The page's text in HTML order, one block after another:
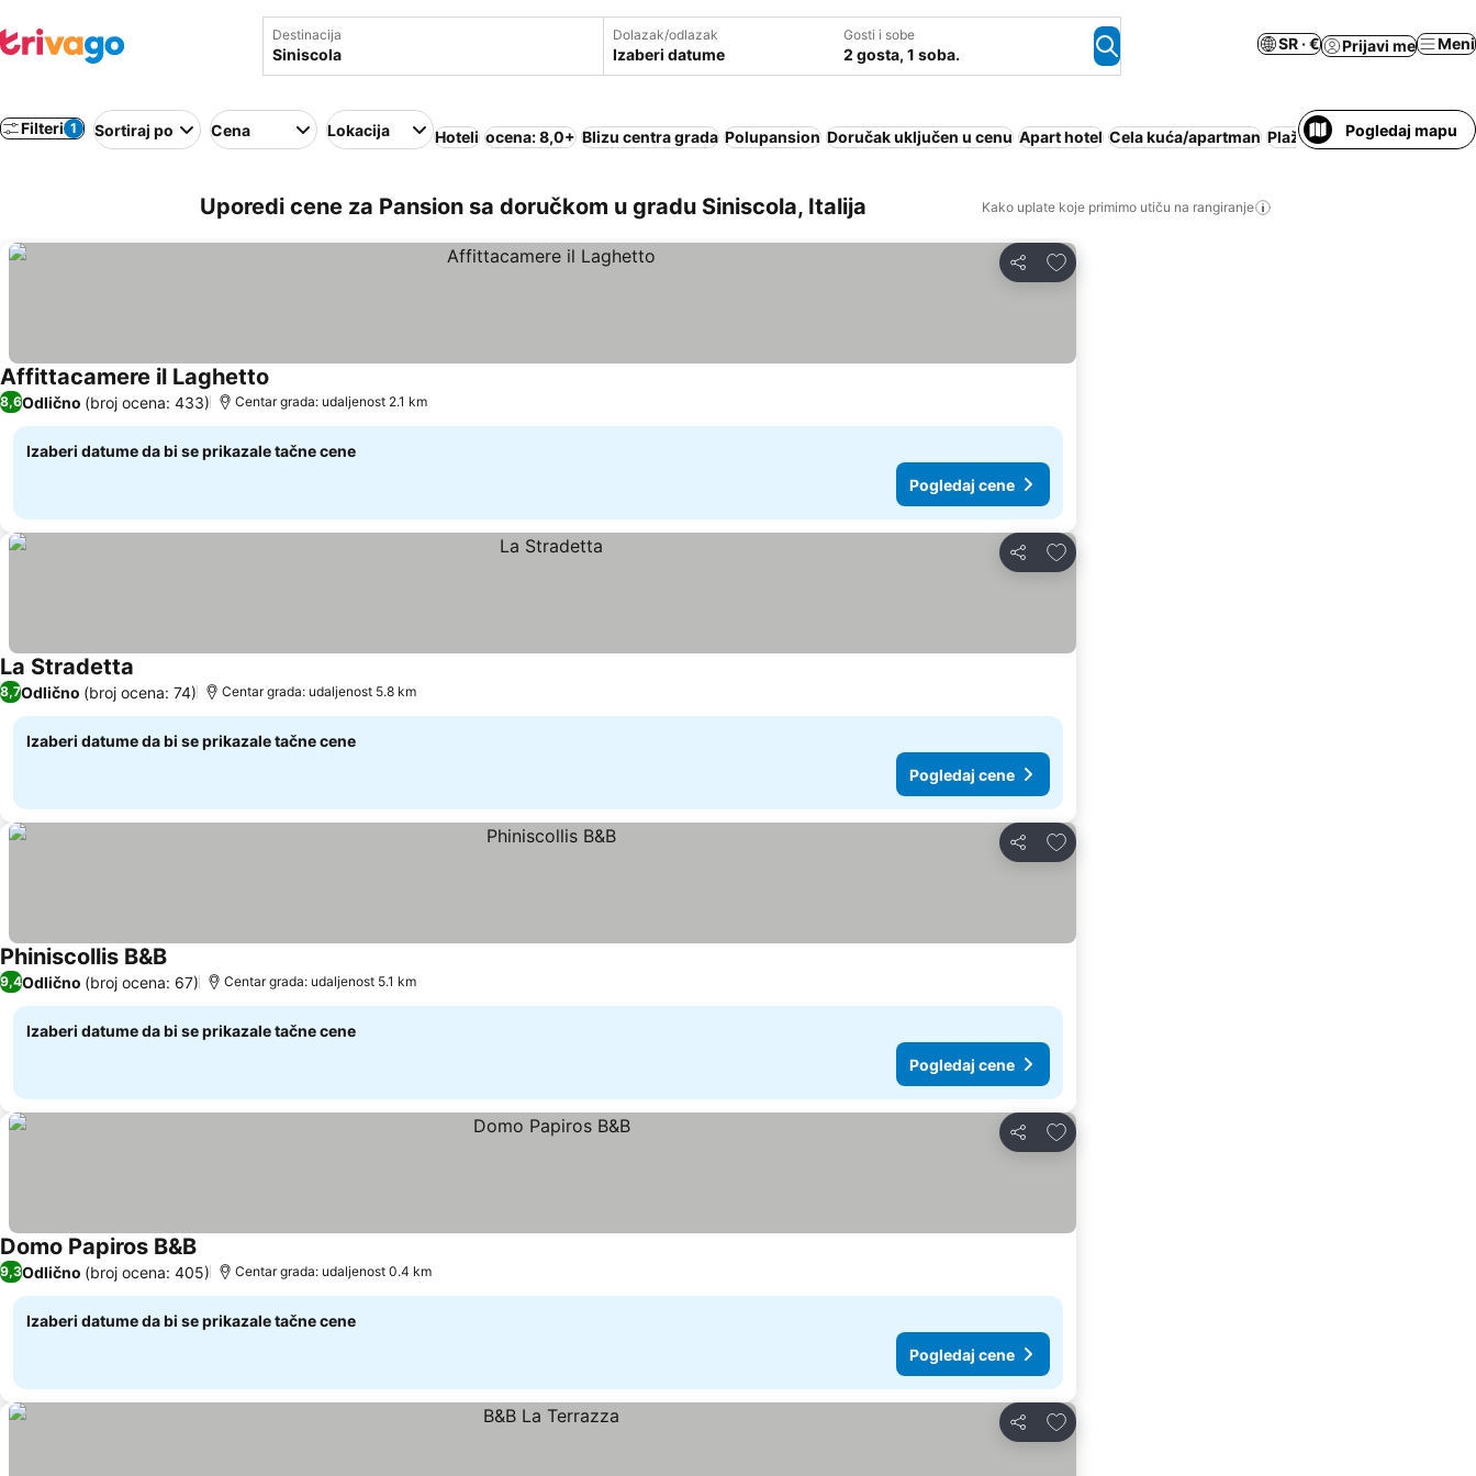
Destinacija Dolazak/odlazak
Izaberi datume
Gosti i sobe
2 gosta, 1 soba.
SR · € Prijavi me Meni
Filteri 1 Sortiraj po Cena Lokacija Hoteli ocena: 8,0+ Blizu centra grada Polupansion Doručak uključen u cenu Apart hotel Cela kuća/apartman Plaža Pansion sa
Pogledaj mapu
Uporedi cene za Pansion sa doručkom u gradu Siniscola, Italija Kako uplate koje primimo utiču na rangiranje
Deli
Dodati u favorite
Affittacamere il Laghetto
8,6Odlično (broj ocena: 433) Centar grada: udaljenost 2.1 km
Izaberi datume da bi se prikazale tačne cene
Pogledaj cene
Deli
Dodati u favorite
La Stradetta
8,7Odlično (broj ocena: 74) Centar grada: udaljenost 5.8 km
Izaberi datume da bi se prikazale tačne cene
Pogledaj cene
Deli
Dodati u favorite
Phiniscollis B&B
9,4Odlično (broj ocena: 67) Centar grada: udaljenost 5.1 km
Izaberi datume da bi se prikazale tačne cene
Pogledaj cene
Deli
Dodati u favorite
Domo Papiros B&B
9,3Odlično (broj ocena: 405) Centar grada: udaljenost 0.4 km
Izaberi datume da bi se prikazale tačne cene
Pogledaj cene
Deli
Dodati u favorite